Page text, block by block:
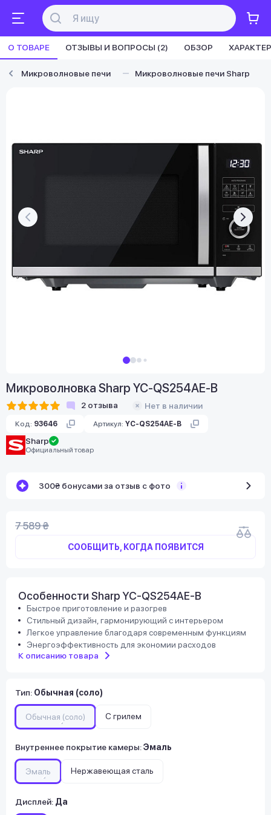
О ТОВАРЕ ОТЗЫВЫ И ВОПРОСЫ (2) ОБЗОР
Микроволновые печи Микроволновые печи Sharp
Микроволновка Sharp YC-QS254AE-B
2 отзыва Нет в наличии
Код: 93646 Артикул: YC-QS254AE-B
Sharp
Официальный товар
300₴ бонусами за отзыв с фото
7 589 ₴
СООБЩИТЬ, КОГДА ПОЯВИТСЯ
Особенности Sharp YC-QS254AE-B
Быстрое приготовление и разогрев
Стильный дизайн, гармонирующий с интерьером
Легкое управление благодаря современным функциям
Энергоэффективность для экономии расходов
К описанию товара
Тип: Обычная (соло)
Обычная (соло) С грилем
Внутреннее покрытие камеры:Эмаль
Эмаль Нержавеющая сталь
Дисплей: Да